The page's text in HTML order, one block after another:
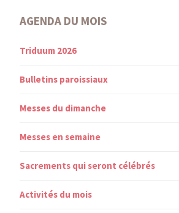
AGENDA DU MOIS
Triduum 2026
Bulletins paroissiaux
Messes du dimanche
Messes en semaine
Sacrements qui seront célébrés
Activités du mois